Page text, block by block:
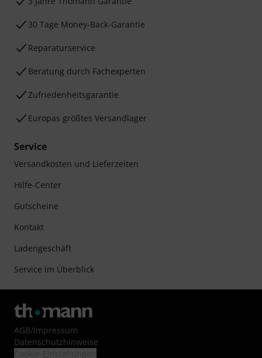
30 Tage Money-Back-Garantie
Reparaturservice
Beratung durch Fachexperten
Zufriedenheitsgarantie
Europas größtes Versandlager
Service
Versandkosten und Lieferzeiten
Hilfe-Center
Gutscheine
Kontakt
Ladengeschäft
Service im Überblick
AGB/Impressum
Datenschutzhinweise